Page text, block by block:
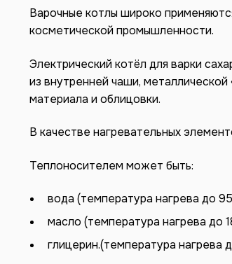
Варочные котлы широко
косметической промышленности.
Электрический котёл для варки
из внутренней чаши,
материала и облицовки.
В качестве нагревательных
Теплоносителем может быть:
вода (температура нагрева до
масло (температура нагрева до
глицерин.(температура нагрева